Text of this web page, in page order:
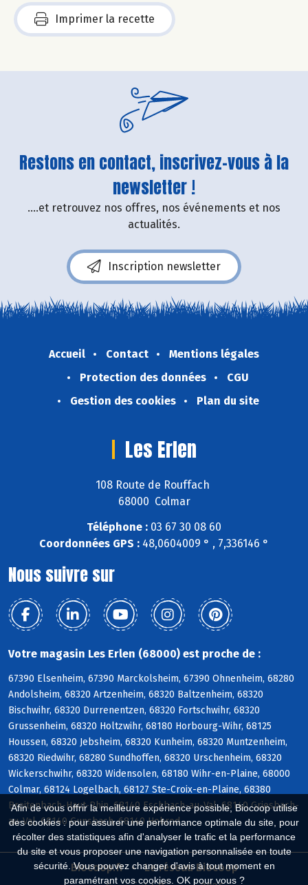
Afin de vous offrir la meilleure expérience possible, Biocoop utilise
des cookies : pour assurer une performance optimale du site, pour
récolter des statistiques afin d'analyser le trafic et la performance
du site et vous proposer une navigation personnalisée en toute
sécurité. Vous pouvez changer d'avis à tout moment en
paramétrant vos cookies. OK pour vous ?
Imprimer la recette
Restons en contact, inscrivez-vous à la
newsletter !
....et retrouvez nos offres, nos événements et nos
actualités.
Inscription newsletter
Accueil Contact
Mentions légales
Protection des données
CGU
Gestion des cookies
Plan du site
Les Erlen
108 Route de Rouffach
68000 Colmar
Téléphone : 03 67 30 08 60
Coordonnées GPS : 48,0604009 ° , 7,336146 °
Nous suivre sur
Votre magasin Les Erlen (68000) est proche de :
67390 Elsenheim, 67390 Marckolsheim, 67390 Ohnenheim, 68280
Andolsheim, 68320 Artzenheim, 68320 Baltzenheim, 68320
Bischwihr, 68320 Durrenentzen, 68320 Fortschwihr, 68320
Grussenheim, 68320 Holtzwihr, 68180 Horbourg-Wihr, 68125
Houssen, 68320 Jebsheim, 68320 Kunheim, 68320 Muntzenheim,
68320 Riedwihr, 68280 Sundhoffen, 68320 Urschenheim, 68320
Wickerschwihr, 68320 Widensolen, 68180 Wihr-en-Plaine, 68000
Colmar, 68124 Logelbach, 68127 Ste-Croix-en-Plaine, 68380
Breitenbach-Haut-Rhin, 68140 Eschbach-au-Val, 68140 Griesbach-
au-Val, 68140 Gunsbach, 68140 Hohrod
Biocoop.fr
Le réseau Biocoop